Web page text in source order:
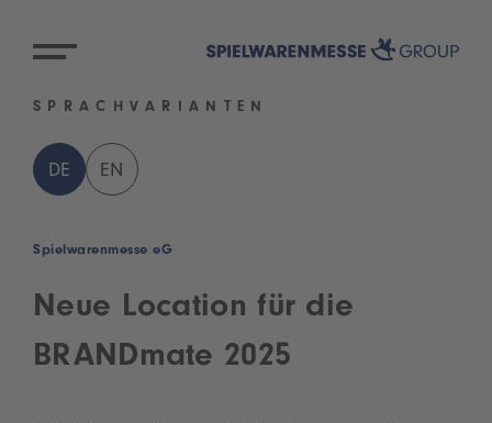
SPRACHVARIANTEN
DE EN
Spielwarenmesse eG
Neue Location für die
BRANDmate 2025